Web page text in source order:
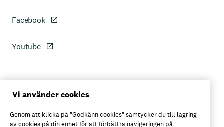
Facebook
Youtube
Personuppgiftspolicy
Axfoods integritetspolicy
Vi använder cookies
Genom att klicka på "Godkänn cookies" samtycker du till lagring
av cookies på din enhet för att förbättra navigeringen på